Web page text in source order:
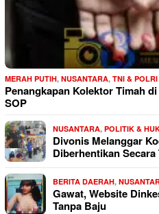
MERAH PUTIH, NUSANTARA, TNI & POLRI
Penangkapan Kolektor Timah
SOP
NUSANTARA, POLITIK &
Divonis Melanggar
Diberhentikan Secara
BERITA DAERAH,
Gawat, Website
Tanpa Baju